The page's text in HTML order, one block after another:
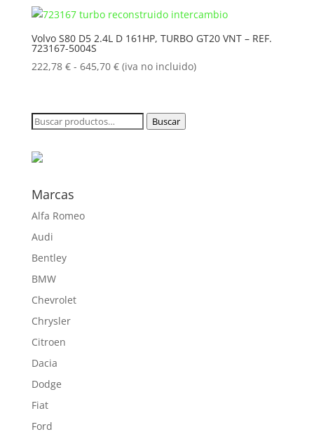
desde
222,78 €
645,70 €
Volvo S80 D5 2.4L D 161HP, TURBO GT20 VNT – REF.
723167-5004S
222,78 € - 645,70 €Rango
desde
222,78 €
(iva no incluido)
Buscar
Buscar
Marcas
Alfa Romeo
Audi
Bentley
BMW
Chevrolet
Chrysler
Citroen
Dacia
Dodge
Fiat
Ford